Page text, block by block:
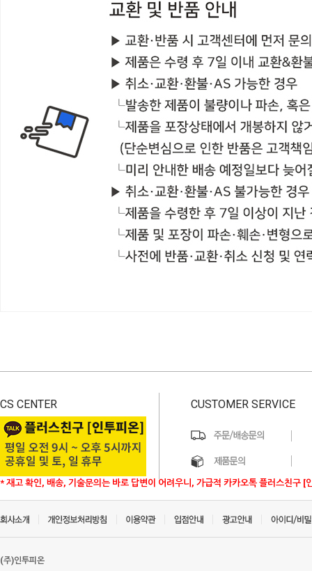
CS CENTER
* 재고 확인, 배송, 기술문의는 바로 답변이 어려우니, 가급적 카카오톡 플러스친구 [
CUSTOMER SERVICE
(주)인투피온